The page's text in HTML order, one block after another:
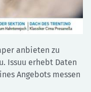
anbieten zu
Issuu erhebt Daten
Angebots messen